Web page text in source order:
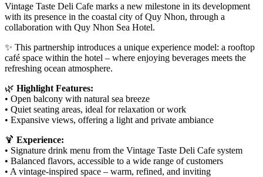
Vintage Taste Deli Cafe marks a new milestone in its development
with its presence in the coastal city of Quy Nhon, through a
collaboration with Quy Nhon Sea Hotel.
✨ This partnership introduces a unique experience model: a rooftop
café space within the hotel – where enjoying beverages meets the
refreshing ocean atmosphere.
🌿 Highlight Features:
• Open balcony with natural sea breeze
• Quiet seating areas, ideal for relaxation or work
• Expansive views, offering a light and private ambiance
🍹 Experience:
• Signature drink menu from the Vintage Taste Deli Cafe system
• Balanced flavors, accessible to a wide range of customers
• A vintage-inspired space – warm, refined, and inviting